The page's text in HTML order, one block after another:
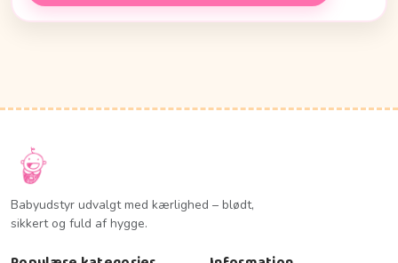
Babyudstyr udvalgt med kærlighed – blødt,
sikkert og fuld af hygge.